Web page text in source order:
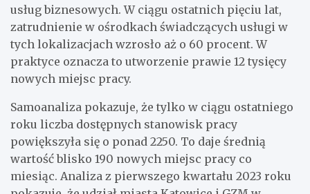
usług biznesowych. W ciągu ostatnich pięciu lat,
zatrudnienie w ośrodkach świadczących usługi w
tych lokalizacjach wzrosło aż o 60 procent. W
praktyce oznacza to utworzenie prawie 12 tysięcy
nowych miejsc pracy.
Samoanaliza pokazuje, że tylko w ciągu ostatniego
roku liczba dostępnych stanowisk pracy
powiększyła się o ponad 2250. To daje średnią
wartość blisko 190 nowych miejsc pracy co
miesiąc. Analiza z pierwszego kwartału 2023 roku